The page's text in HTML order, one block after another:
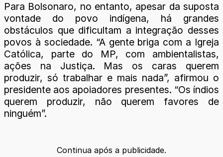
Para Bolsonaro, no entanto, apesar da suposta
vontade do povo indígena, há grandes
obstáculos que dificultam a integração desses
povos à sociedade. “A gente briga com a Igreja
Católica, parte do MP, com ambientalistas,
ações na Justiça. Mas os caras querem
produzir, só trabalhar e mais nada”, afirmou o
presidente aos apoiadores presentes. “Os índios
querem produzir, não querem favores de
ninguém”.
Continua após a publicidade.